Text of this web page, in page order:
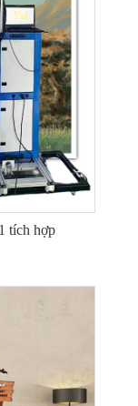
tích hợp